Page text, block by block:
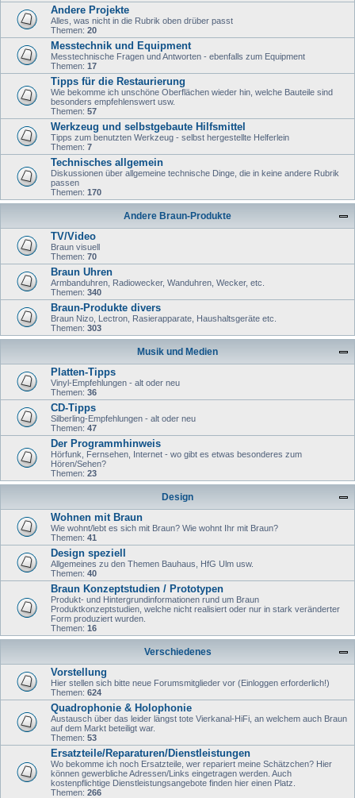
Andere Projekte
Alles, was nicht in die Rubrik oben drüber passt
Themen: 20
Messtechnik und Equipment
Messtechnische Fragen und Antworten - ebenfalls zum Equipment
Themen: 17
Tipps für die Restaurierung
Wie bekomme ich unschöne Oberflächen wieder hin, welche Bauteile sind
besonders empfehlenswert usw.
Themen: 57
Werkzeug und selbstgebaute Hilfsmittel
Tipps zum benutzten Werkzeug - selbst hergestellte Helferlein
Themen: 7
Technisches allgemein
Diskussionen über allgemeine technische Dinge, die in keine andere Rubrik
passen
Themen: 170
Andere Braun-Produkte
TV/Video
Braun visuell
Themen: 70
Braun Uhren
Armbanduhren, Radiowecker, Wanduhren, Wecker, etc.
Themen: 340
Braun-Produkte divers
Braun Nizo, Lectron, Rasierapparate, Haushaltsgeräte etc.
Themen: 303
Musik und Medien
Platten-Tipps
Vinyl-Empfehlungen - alt oder neu
Themen: 36
CD-Tipps
Silberling-Empfehlungen - alt oder neu
Themen: 47
Der Programmhinweis
Hörfunk, Fernsehen, Internet - wo gibt es etwas besonderes zum
Hören/Sehen?
Themen: 23
Design
Wohnen mit Braun
Wie wohnt/lebt es sich mit Braun? Wie wohnt Ihr mit Braun?
Themen: 41
Design speziell
Allgemeines zu den Themen Bauhaus, HfG Ulm usw.
Themen: 40
Braun Konzeptstudien / Prototypen
Produkt- und Hintergrundinformationen rund um Braun
Produktkonzeptstudien, welche nicht realisiert oder nur in stark veränderter
Form produziert wurden.
Themen: 16
Verschiedenes
Vorstellung
Hier stellen sich bitte neue Forumsmitglieder vor (Einloggen erforderlich!)
Themen: 624
Quadrophonie & Holophonie
Austausch über das leider längst tote Vierkanal-HiFi, an welchem auch Braun
auf dem Markt beteiligt war.
Themen: 53
Ersatzteile/Reparaturen/Dienstleistungen
Wo bekomme ich noch Ersatzteile, wer repariert meine Schätzchen? Hier
können gewerbliche Adressen/Links eingetragen werden. Auch
kostenpflichtige Dienstleistungsangebote finden hier einen Platz.
Themen: 266